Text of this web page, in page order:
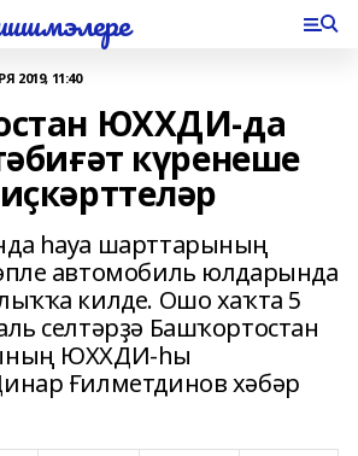
2019, 11:40
ЮХХДИ-да
күренеше
һауа шарттарының
автомобиль юлдарында
килде. Ошо хаҡта 5
селтәрҙә Башҡортостан
ЮХХДИ-һы
Ғилметдинов хәбәр